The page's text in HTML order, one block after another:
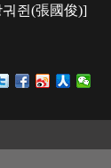
쥔(張國俊)]